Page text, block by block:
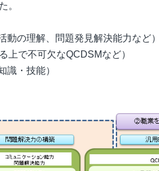
。
の理解、問題発見解決能力など）
で不可欠なQCDSMなど）
・技能）